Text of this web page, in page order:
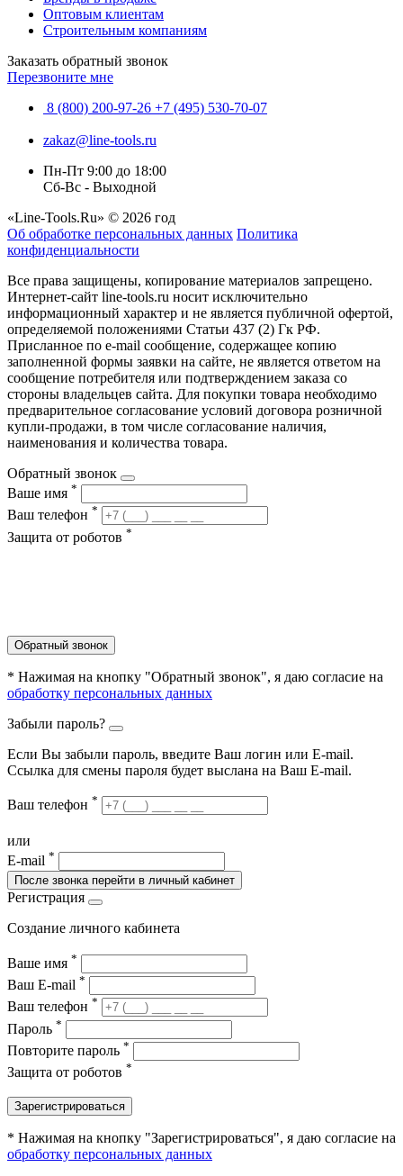
Оптовым клиентам
Строительным компаниям
Заказать обратный звонок
Перезвоните мне
8 (800) 200-97-26 +7 (495) 530-70-07
zakaz@line-tools.ru
Пн-Пт 9:00 до 18:00
Сб-Вс - Выходной
«Line-Tools.Ru» © 2026 год
Об обработке персональных данных Политика
конфиденциальности
Все права защищены, копирование материалов запрещено.
Интернет-сайт line-tools.ru носит исключительно
информационный характер и не является публичной офертой,
определяемой положениями Статьи 437 (2) Гк РФ.
Присланное по e-mail сообщение, содержащее копию
заполненной формы заявки на сайте, не является ответом на
сообщение потребителя или подтверждением заказа со
стороны владельцев сайта. Для покупки товара необходимо
предварительное согласование условий договора розничной
купли-продажи, в том числе согласование наличия,
наименования и количества товара.
Обратный звонок
Ваше имя *
Ваш телефон *
Защита от роботов *
Обратный звонок
* Нажимая на кнопку "Обратный звонок", я даю согласие на
обработку персональных данных
Забыли пароль?
Если Вы забыли пароль, введите Ваш логин или Е-mail.
Ссылка для смены пароля будет выслана на Ваш E-mail.
Ваш телефон *
или
E-mail *
После звонка перейти в личный кабинет
Регистрация
Создание личного кабинета
Ваше имя *
Ваш E-mail *
Ваш телефон *
Пароль *
Повторите пароль *
Защита от роботов *
Зарегистрироваться
* Нажимая на кнопку "Зарегистрироваться", я даю согласие на
обработку персональных данных